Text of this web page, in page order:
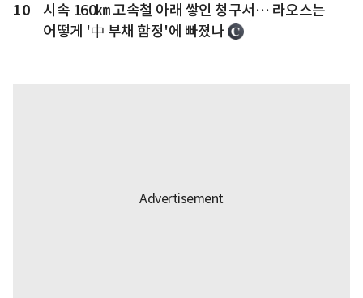
10
시속 160㎞ 고속철 아래 쌓인 청구서… 라오스는
어떻게 '中 부채 함정'에 빠졌나